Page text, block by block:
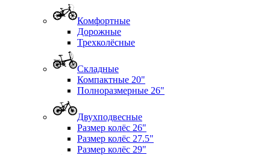
Комфортные
Дорожные
Трехколёсные
Складные
Компактные 20"
Полноразмерные 26"
Двухподвесные
Размер колёс 26"
Размер колёс 27.5"
Размер колёс 29"